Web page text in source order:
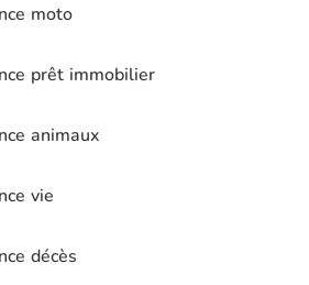
moto
prêt immobilier
animaux
vie
décès